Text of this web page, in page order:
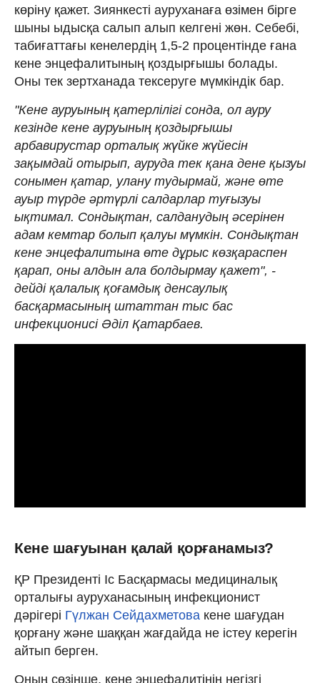
көріну қажет. Зиянкесті ауруханаға өзімен бірге
шыны ыдысқа салып алып келгені жөн. Себебі,
табиғаттағы кенелердің 1,5-2 процентінде ғана
кене энцефалитының қоздырғышы болады.
Оны тек зертханада тексеруге мүмкіндік бар.
"Кене ауруының қатерлілігі сонда, ол ауру
кезінде кене ауруының қоздырғышы
арбавирустар орталық жүйке жүйесін
зақымдай отырып, ауруда тек қана дене қызуы
сонымен қатар, улану тудырмай, және өте
ауыр түрде әртүрлі салдарлар туғызуы
ықтимал. Сондықтан, салданудың әсерінен
адам кемтар болып қалуы мүмкін. Сондықтан
кене энцефалитына өте дұрыс көзқараспен
қарап, оны алдын ала болдырмау қажет", -
дейді қалалық қоғамдық денсаулық
басқармасының штаттан тыс бас
инфекционисі Әділ Қатарбаев.
Кене шағуынан қалай қорғанамыз?
ҚР Президенті Іс Басқармасы медициналық
орталығы ауруханасының инфекционист
дәрігері Гүлжан Сейдахметова кене шағудан
қорғану және шаққан жағдайда не істеу керегін
айтып берген.
Оның сөзінше, кене энцефалитінің негізгі